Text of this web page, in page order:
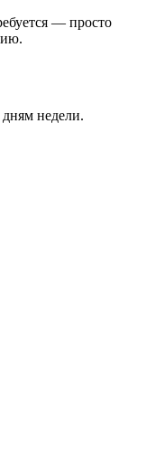
— просто
недели.